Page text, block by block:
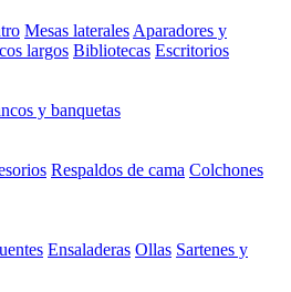
Mesas laterales Aparadores y
largos Bibliotecas Escritorios
y banquetas
Respaldos de cama Colchones
Ensaladeras Ollas Sartenes y